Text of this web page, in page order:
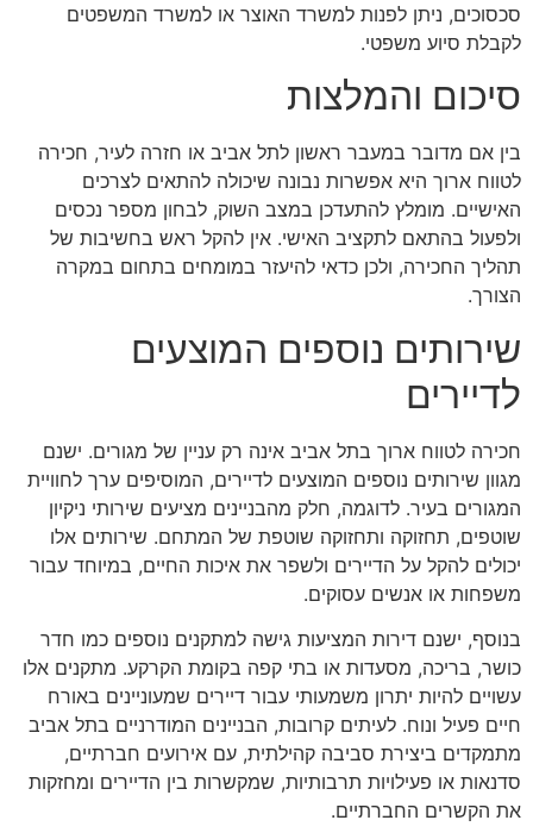
סכסוכים, ניתן לפנות למשרד האוצר או למשרד המשפטים
לקבלת סיוע משפטי.
סיכום והמלצות
בין אם מדובר במעבר ראשון לתל אביב או חזרה לעיר, חכירה
לטווח ארוך היא אפשרות נבונה שיכולה להתאים לצרכים
האישיים. מומלץ להתעדכן במצב השוק, לבחון מספר נכסים
ולפעול בהתאם לתקציב האישי. אין להקל ראש בחשיבות של
תהליך החכירה, ולכן כדאי להיעזר במומחים בתחום במקרה
הצורך.
שירותים נוספים המוצעים
לדיירים
חכירה לטווח ארוך בתל אביב אינה רק עניין של מגורים. ישנם
מגוון שירותים נוספים המוצעים לדיירים, המוסיפים ערך לחוויית
המגורים בעיר. לדוגמה, חלק מהבניינים מציעים שירותי ניקיון
שוטפים, תחזוקה ותחזוקה שוטפת של המתחם. שירותים אלו
יכולים להקל על הדיירים ולשפר את איכות החיים, במיוחד עבור
משפחות או אנשים עסוקים.
בנוסף, ישנם דירות המציעות גישה למתקנים נוספים כמו חדר
כושר, בריכה, מסעדות או בתי קפה בקומת הקרקע. מתקנים אלו
עשויים להיות יתרון משמעותי עבור דיירים שמעוניינים באורח
חיים פעיל ונוח. לעיתים קרובות, הבניינים המודרניים בתל אביב
מתמקדים ביצירת סביבה קהילתית, עם אירועים חברתיים,
סדנאות או פעילויות תרבותיות, שמקשרות בין הדיירים ומחזקות
את הקשרים החברתיים.